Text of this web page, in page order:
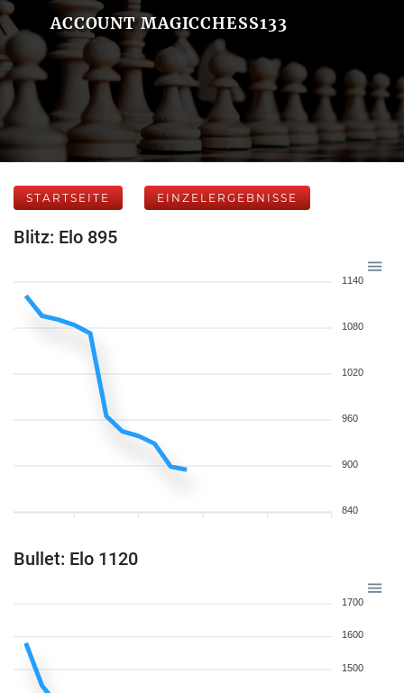
ACCOUNT MAGICCHESS133
STARTSEITE EINZELERGEBNISSE
Blitz: Elo 895
1140
1080
1020
960
900
840
Bullet: Elo 1120
1700
1600
1500